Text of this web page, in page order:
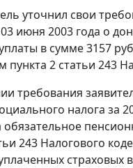
уточнил свои
июня 2003 года о
в сумме 3157
пункта 2 статьи 243
требования
налога за
обязательное
243 Налогового
страховых